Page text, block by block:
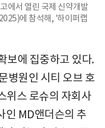
에서 열린 국제 신약개발
에 참석해, '하이퍼랩
보에 집중하고 있다.
병원인 시티 오브 호
위스 로슈의 자회사
인 MD앤더슨의 추